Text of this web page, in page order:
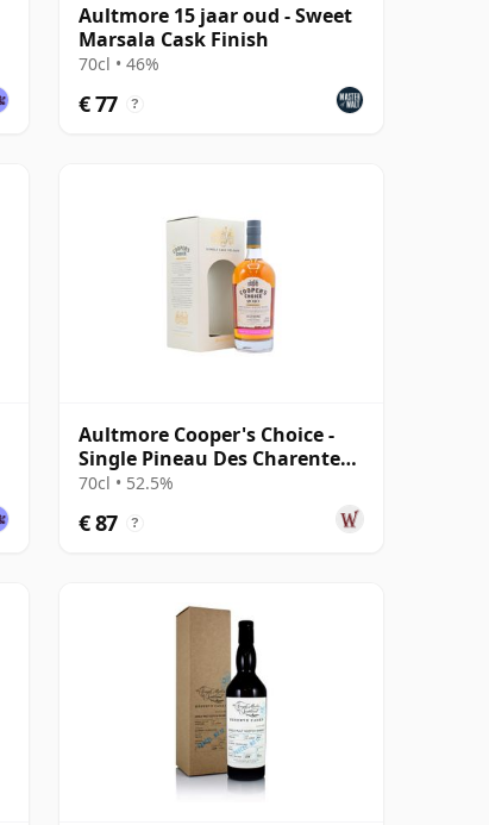
Aultmore 15 jaar oud - Sweet
Marsala Cask Finish
70cl • 46%
€ 77 ?
Aultmore Cooper's Choice -
Single Pineau Des Charentes
Cask 2010 10 jaar oud
70cl • 52.5%
€ 87 ?